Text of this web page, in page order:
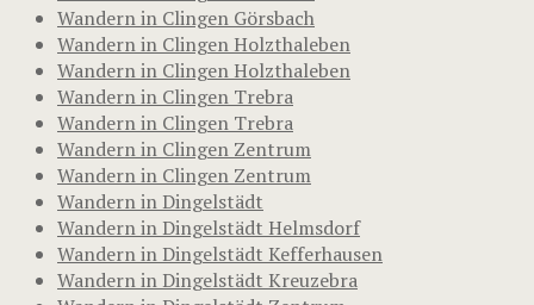
Wandern in Clingen Görsbach
Wandern in Clingen Holzthaleben
Wandern in Clingen Holzthaleben
Wandern in Clingen Trebra
Wandern in Clingen Trebra
Wandern in Clingen Zentrum
Wandern in Clingen Zentrum
Wandern in Dingelstädt
Wandern in Dingelstädt Helmsdorf
Wandern in Dingelstädt Kefferhausen
Wandern in Dingelstädt Kreuzebra